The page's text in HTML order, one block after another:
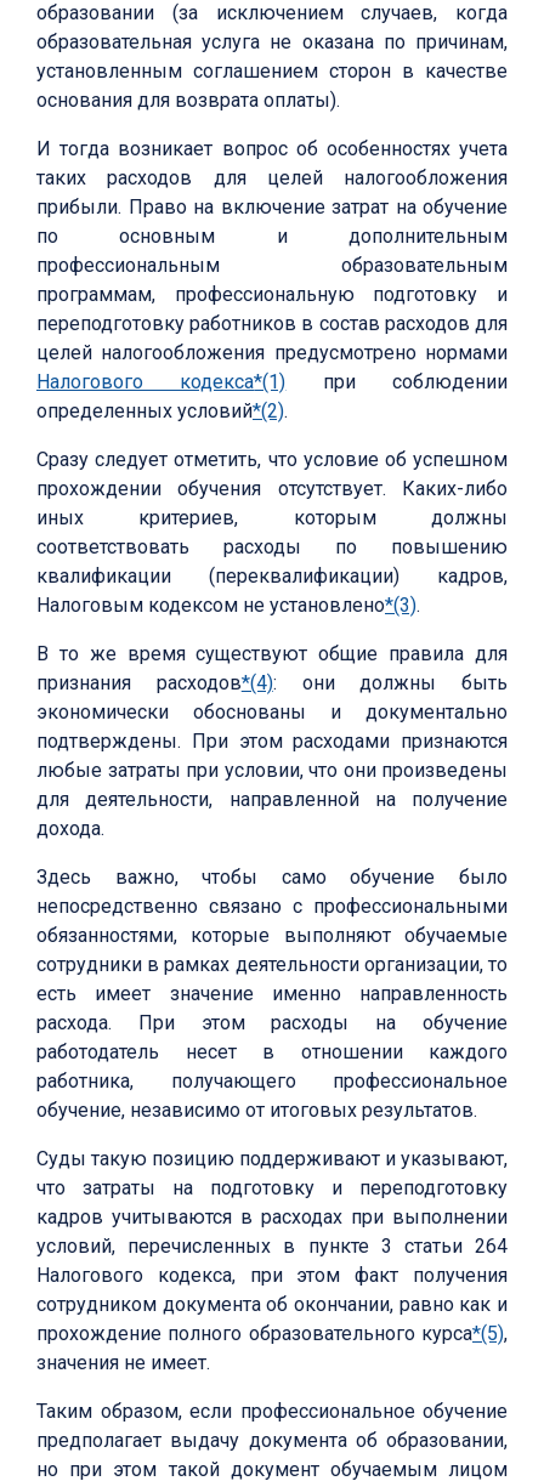
образовании (за исключением случаев, когда
образовательная услуга не оказана по причинам,
установленным соглашением сторон в качестве
основания для возврата оплаты).
И тогда возникает вопрос об особенностях учета
таких расходов для целей налогообложения
прибыли. Право на включение затрат на обучение
по основным и дополнительным
профессиональным образовательным
программам, профессиональную подготовку и
переподготовку работников в состав расходов для
целей налогообложения предусмотрено нормами
Налогового кодекса*(1) при соблюдении
определенных условий*(2).
Сразу следует отметить, что условие об успешном
прохождении обучения отсутствует. Каких-либо
иных критериев, которым должны
соответствовать расходы по повышению
квалификации (переквалификации) кадров,
Налоговым кодексом не установлено*(3).
В то же время существуют общие правила для
признания расходов*(4): они должны быть
экономически обоснованы и документально
подтверждены. При этом расходами признаются
любые затраты при условии, что они произведены
для деятельности, направленной на получение
дохода.
Здесь важно, чтобы само обучение было
непосредственно связано с профессиональными
обязанностями, которые выполняют обучаемые
сотрудники в рамках деятельности организации, то
есть имеет значение именно направленность
расхода. При этом расходы на обучение
работодатель несет в отношении каждого
работника, получающего профессиональное
обучение, независимо от итоговых результатов.
Суды такую позицию поддерживают и указывают,
что затраты на подготовку и переподготовку
кадров учитываются в расходах при выполнении
условий, перечисленных в пункте 3 статьи 264
Налогового кодекса, при этом факт получения
сотрудником документа об окончании, равно как и
прохождение полного образовательного курса*(5),
значения не имеет.
Таким образом, если профессиональное обучение
предполагает выдачу документа об образовании,
но при этом такой документ обучаемым лицом